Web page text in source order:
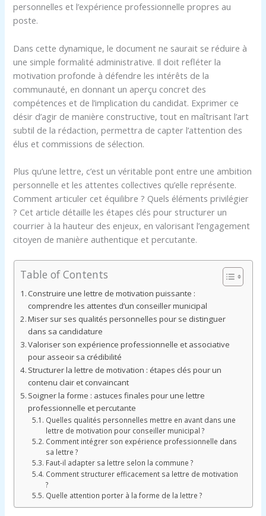
personnelles et l’expérience professionnelle propres au
poste.
Dans cette dynamique, le document ne saurait se réduire à
une simple formalité administrative. Il doit refléter la
motivation profonde à défendre les intérêts de la
communauté, en donnant un aperçu concret des
compétences et de l’implication du candidat. Exprimer ce
désir d’agir de manière constructive, tout en maîtrisant l’art
subtil de la rédaction, permettra de capter l’attention des
élus et commissions de sélection.
Plus qu’une lettre, c’est un véritable pont entre une ambition
personnelle et les attentes collectives qu’elle représente.
Comment articuler cet équilibre ? Quels éléments privilégier
? Cet article détaille les étapes clés pour structurer un
courrier à la hauteur des enjeux, en valorisant l’engagement
citoyen de manière authentique et percutante.
Table of Contents
Construire une lettre de motivation puissante :
comprendre les attentes d’un conseiller municipal
Miser sur ses qualités personnelles pour se distinguer
dans sa candidature
Valoriser son expérience professionnelle et associative
pour asseoir sa crédibilité
Structurer la lettre de motivation : étapes clés pour un
contenu clair et convaincant
Soigner la forme : astuces finales pour une lettre
professionnelle et percutante
Quelles qualités personnelles mettre en avant dans une
lettre de motivation pour conseiller municipal ?
Comment intégrer son expérience professionnelle dans
sa lettre ?
Faut-il adapter sa lettre selon la commune ?
Comment structurer efficacement sa lettre de motivation
?
Quelle attention porter à la forme de la lettre ?